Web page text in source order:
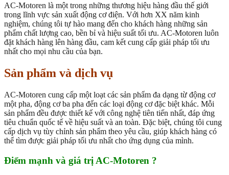
AC-Motoren là một trong những thương hiệu hàng đầu thế giới
trong lĩnh vực sản xuất động cơ điện. Với hơn XX năm kinh
nghiệm, chúng tôi tự hào mang đến cho khách hàng những sản
phẩm chất lượng cao, bền bỉ và hiệu suất tối ưu. AC-Motoren luôn
đặt khách hàng lên hàng đầu, cam kết cung cấp giải pháp tối ưu
nhất cho mọi nhu cầu của bạn.
Sản phẩm và dịch vụ
AC-Motoren cung cấp một loạt các sản phẩm đa dạng từ động cơ
một pha, động cơ ba pha đến các loại động cơ đặc biệt khác. Mỗi
sản phẩm đều được thiết kế với công nghệ tiên tiến nhất, đáp ứng
tiêu chuẩn quốc tế về hiệu suất và an toàn. Đặc biệt, chúng tôi cung
cấp dịch vụ tùy chỉnh sản phẩm theo yêu cầu, giúp khách hàng có
thể tìm được giải pháp tối ưu nhất cho ứng dụng của mình.
Điểm mạnh và giá trị AC-Motoren ?